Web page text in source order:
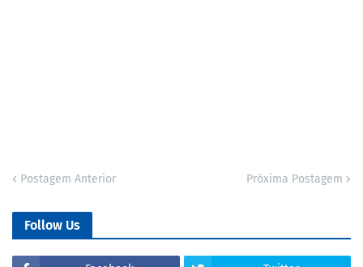
Postagem Anterior Próxima Postagem
Follow Us